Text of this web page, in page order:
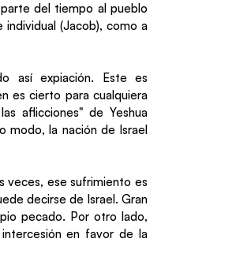
del tiempo al pueblo
(Jacob), como a
así expiación. Este es
es cierto para cualquiera
aflicciones" de Yeshua
modo, la nación de Israel
veces, ese sufrimiento es
decirse de Israel. Gran
pecado. Por otro lado,
en favor de la